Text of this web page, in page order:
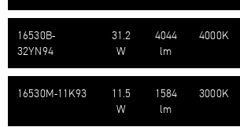
16530B-​
32YN94
31.2
W
4044
lm
4000K
16530M-​11K93
11.5
W
1584
lm
3000K